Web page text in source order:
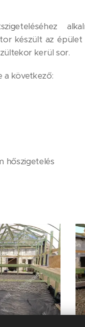
készült az
kerül sor.
a következő:
hőszigetelés